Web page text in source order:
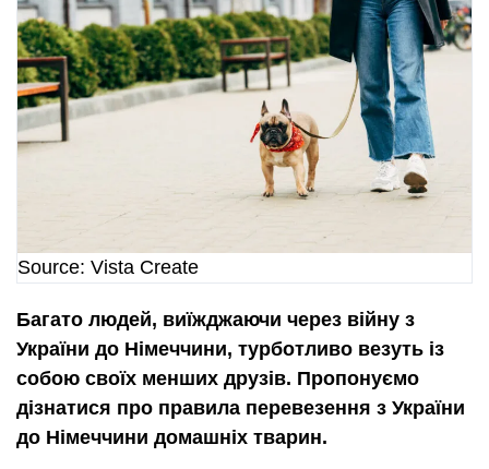
Source: Vista Create
Багато людей, виїжджаючи через війну з
України до Німеччини, турботливо везуть із
собою своїх менших друзів. Пропонуємо
дізнатися про правила перевезення з України
до Німеччини домашніх тварин.